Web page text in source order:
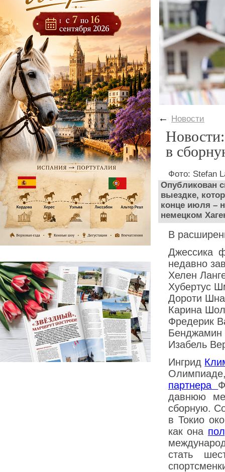
← Новости
в
Фото: Stefan
Опубликован
выездке,
конце июля –
немецком
В
Джессика
недавно
Хелен
Хубертус
Дороти
Карина
Фредерик
Бенджамин
Изабель
Ингрид
партнера
давнюю
сборную.
в Токио
как она
стать